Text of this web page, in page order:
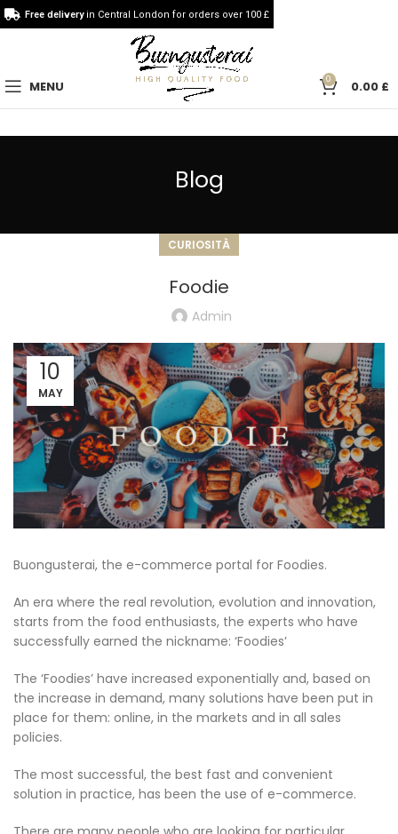
MENU 0 0.00 £
Blog
CURIOSITÀ
Foodie
Admin
10
MAY
Buongusterai, the e-commerce portal for Foodies.
An era where the real revolution, evolution and innovation,
starts from the food enthusiasts, the experts who have
successfully earned the nickname: ‘Foodies’
The ‘Foodies’ have increased exponentially and, based on
the increase in demand, many solutions have been put in
place for them: online, in the markets and in all sales
policies.
The most successful, the best fast and convenient
solution in practice, has been the use of e-commerce.
Free deliveryin Central London for orders over 100 £